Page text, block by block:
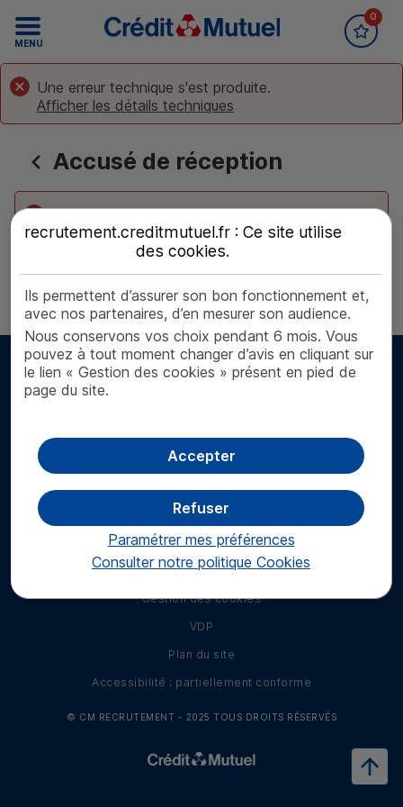
Accueil Crédit MutuelRecrutement
MENU
0
Une erreur technique s'est produite.
Afficher les détails techniques
Accusé de réception
Retrouvez-nous sur LinkedIn
Retrouvez-nous sur Facebook
Retrouvez-nous sur Twitter
Retrouvez-nous sur
Mentions légales
Données personnelles
Contact
Gestion des cookies
VDP
Plan du site
Accessibilité : partiellement conforme
© CM RECRUTEMENT - 2025 TOUS DROITS RÉSERVÉS
recrutement.creditmutuel.fr : Ce site utilise
descookies.
Ils permettent d’assurer son bon fonctionnement et,
avec nos partenaires, d’en mesurer son audience.
Nous conservons vos choix pendant 6 mois. Vous
pouvez à tout moment changer d’avis en cliquant sur
le lien « Gestion des cookies » présent en pied de
page du site.
Accepter
Refuser
Paramétrer mes préférences
Consulter notre politique Cookies